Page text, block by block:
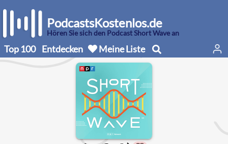
PodcastsKostenlos.de
Hören Sie sich den Podcast Short Wave an
Top 100 Entdecken Meine Liste